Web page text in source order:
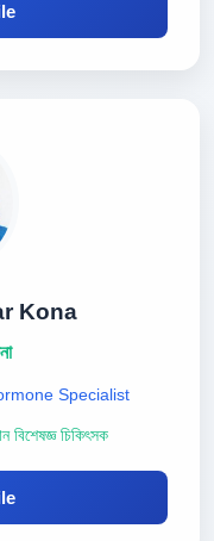
Kona
Specialist
বিশেষজ্ঞ চিকিৎসক